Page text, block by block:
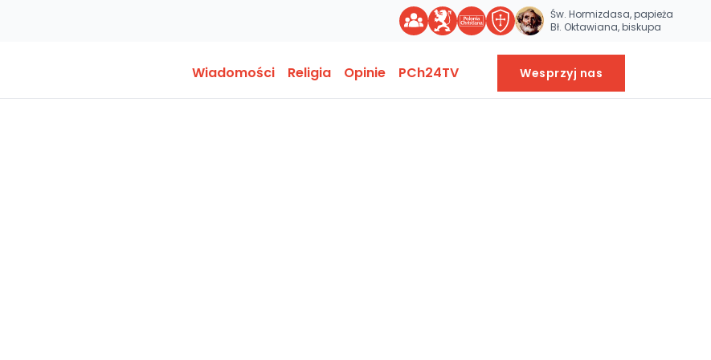
Św. Hormizdasa, papieża
Bł. Oktawiana, biskupa
Wiadomości Religia Opinie PCh24TV Wesprzyj nas